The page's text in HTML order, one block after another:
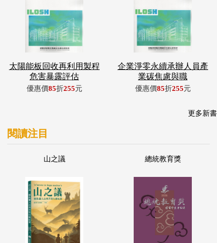
太陽能板回收再利用製程
危害暴露評估
優惠價85折255元
企業淨零永續承辦人員產
業碳焦慮與職
優惠價85折255元
更多新書
閱讀注目
山之議 總統教育獎